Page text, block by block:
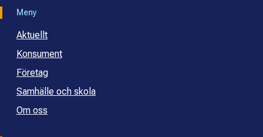
Meny
Aktuellt
Konsument
Företag
Samhälle och skola
Om oss